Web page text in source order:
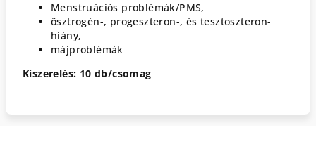
Menstruációs problémák/PMS,
ösztrogén-, progeszteron-, és tesztoszteron-
hiány,
májproblémák
Kiszerelés: 10 db/csomag